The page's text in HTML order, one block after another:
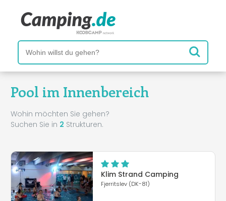
Pool im Innenbereich
Wohin möchten Sie gehen?
Suchen Sie in 2 Strukturen.
Klim Strand Camping
Fjerritslev (DK-81)